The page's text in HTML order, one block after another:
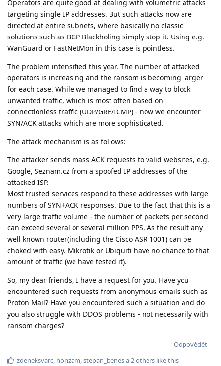
Operators are quite good at dealing with volumetric attacks
targeting single IP addresses. But such attacks now are
directed at entire subnets, where basically no classic
solutions such as BGP Blackholing simply stop it. Using e.g.
WanGuard or FastNetMon in this case is pointless.
The problem intensified this year. The number of attacked
operators is increasing and the ransom is becoming larger
for each case. While we managed to find a way to block
unwanted traffic, which is most often based on
connectionless traffic (UDP/GRE/ICMP) - now we encounter
SYN/ACK attacks which are more sophisticated.
The attack mechanism is as follows:
The attacker sends mass ACK requests to valid websites, e.g.
Google, Seznam.cz from a spoofed IP addresses of the
attacked ISP.
Most trusted services respond to these addresses with large
numbers of SYN+ACK responses. Due to the fact that this is a
very large traffic volume - the number of packets per second
can exceed several or several million PPS. As the result any
well known router(including the Cisco ASR 1001) can be
choked with easy. Mikrotik or Ubiquiti have no chance to that
amount of traffic (we have tested it).
So, my dear friends, I have a request for you. Have you
encountered such requests from anonymous emails such as
Proton Mail? Have you encountered such a situation and do
you also struggle with DDOS problems - not necessarily with
ransom charges?
Odpovědět
zdeneksvarc, honzam,stepan_benesa2others like this